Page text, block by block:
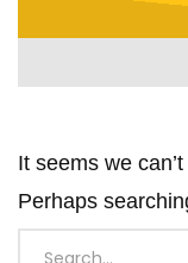
It seems we
Perhaps